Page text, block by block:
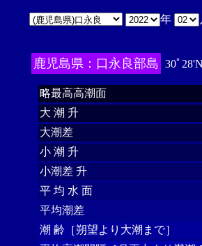
年
鹿児島県：口永良部島 30ﾟ
略最高高潮面
大 潮 升
大潮差
小 潮 升
小潮差 升
平 均 水 面
平均潮差
潮 齢［朔望より大潮まで］